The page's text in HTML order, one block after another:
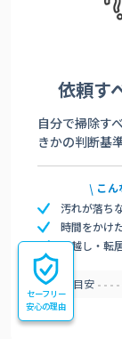
依頼す
自分で掃除す
きかの判断基
こ
汚れが落ち
時間をかけ
引越し・転
読了目安
セーフリー
安心の理由